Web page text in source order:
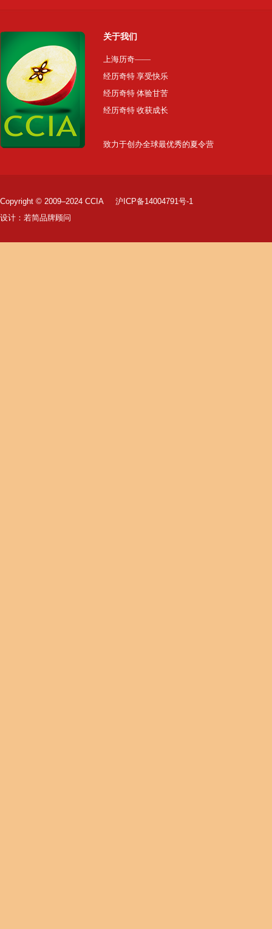
关于我们
上海历奇——
经历奇特 享受快乐
经历奇特 体验甘苦
经历奇特 收获成长
致力于创办全球最优秀的夏令营
Copyright © 2009–2024 CCIA 沪ICP备14004791号-1
设计： 若简品牌顾问